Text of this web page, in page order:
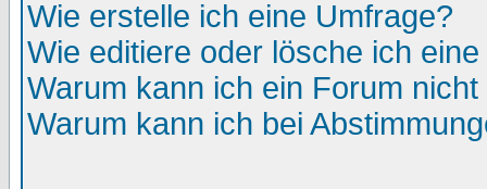
Wie erstelle ich eine Umfrage?
Wie editiere oder lösche ich
Warum kann ich ein Forum
Warum kann ich bei